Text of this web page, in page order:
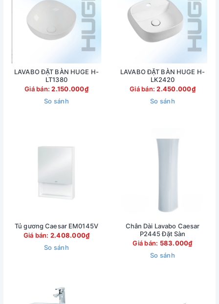
LAVABO ĐẶT BÀN HUGE H-
LT1380
Giá bán:2.150.000₫
So sánh
LAVABO ĐẶT BÀN HUGE H-
LK2420
Giá bán:2.450.000₫
So sánh
Tủ gương Caesar EM0145V
Giá bán: 2.408.000₫
So sánh
Chân Dài Lavabo Caesar
P2445 Đặt Sàn
Giá bán: 583.000₫
So sánh